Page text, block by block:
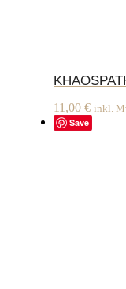
11,00 € inkl.
Save